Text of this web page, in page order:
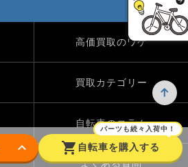
keyboard_arrow_down shopping_cart
パーツも続々入荷中！
自転車を購入する
高価買取のワケ
買取カテゴリー
自転車のコラム
よくある質問